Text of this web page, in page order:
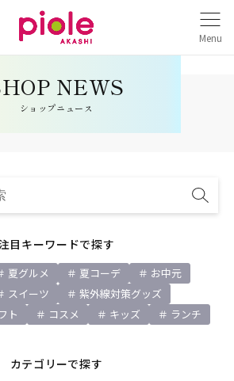
Menu
ショップニュース
目キーワードで探す
夏グルメ 夏コーデ
お中元
スイーツ
紫外線対策グッズ
ト コスメ キッズ ランチ
カテゴリーで探す